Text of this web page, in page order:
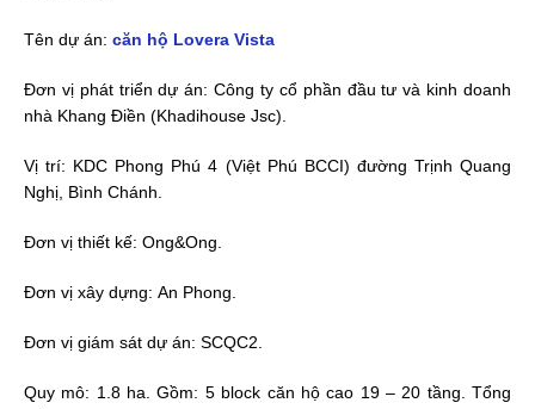
Tên dự án: căn hộ Lovera Vista
Đơn vị phát triển dự án: Công ty cổ phần đầu tư và kinh doanh
nhà Khang Điền (Khadihouse Jsc).
Vị trí: KDC Phong Phú 4 (Việt Phú BCCI) đường Trịnh Quang
Nghị, Bình Chánh.
Đơn vị thiết kế: Ong&Ong.
Đơn vị xây dựng: An Phong.
Đơn vị giám sát dự án: SCQC2.
Quy mô: 1.8 ha. Gồm: 5 block căn hộ cao 19 – 20 tầng. Tổng